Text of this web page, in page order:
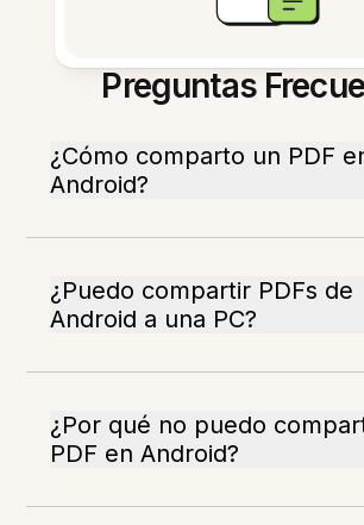
Preguntas
¿Cómo comparto un PDF
Android?
¿Puedo compartir PDFs de
Android a una PC?
¿Por qué no puedo
PDF en Android?